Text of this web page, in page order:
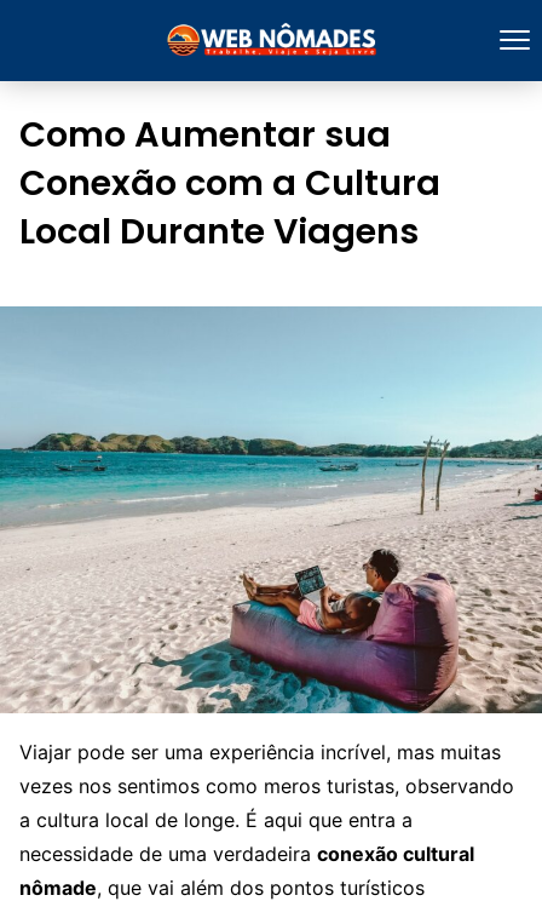
Como Aumentar sua
Conexão com a Cultura
Local Durante Viagens
Viajar pode ser uma experiência incrível, mas muitas
vezes nos sentimos como meros turistas, observando
a cultura local de longe. É aqui que entra a
necessidade de uma verdadeira conexão cultural
nômade, que vai além dos pontos turísticos